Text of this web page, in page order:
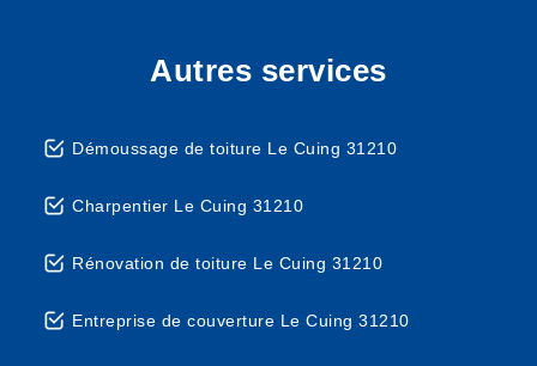
Autres services
Démoussage de toiture Le Cuing 31210
Charpentier Le Cuing 31210
Rénovation de toiture Le Cuing 31210
Entreprise de couverture Le Cuing 31210